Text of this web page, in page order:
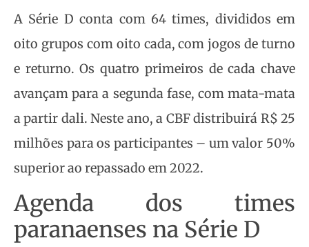
A Série D conta com 64 times, divididos em
oito grupos com oito cada, com jogos de turno
e returno. Os quatro primeiros de cada chave
avançam para a segunda fase, com mata-mata
a partir dali. Neste ano, a CBF distribuirá R$ 25
milhões para os participantes – um valor 50%
superior ao repassado em 2022.
Agenda dos times
paranaenses na Série D